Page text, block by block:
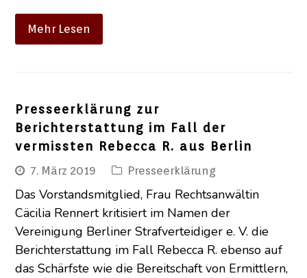
Mehr Lesen
Presseerklärung zur
Berichterstattung im Fall der
vermissten Rebecca R. aus Berlin
7. März 2019 Presseerklärung
Das Vorstandsmitglied, Frau Rechtsanwältin
Cäcilia Rennert kritisiert im Namen der
Vereinigung Berliner Strafverteidiger e. V. die
Berichterstattung im Fall Rebecca R. ebenso auf
das Schärfste wie die Bereitschaft von Ermittlern,